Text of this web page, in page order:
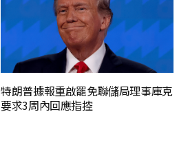
特朗普據報重啟罷免聯儲局理事庫克
要求3周內回應指控